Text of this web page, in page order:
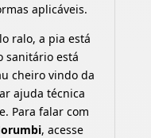
aplicáveis.
ralo, a pia está
sanitário está
cheiro vindo da
ajuda técnica
Para falar com
, acesse